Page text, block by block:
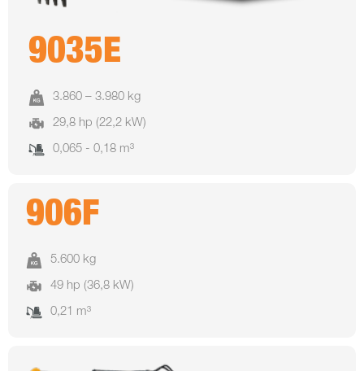
9035E
3.860 – 3.980 kg
29,8 hp (22,2 kW)
0,065 - 0,18 m³
906F
5.600 kg
49 hp (36,8 kW)
0,21 m³